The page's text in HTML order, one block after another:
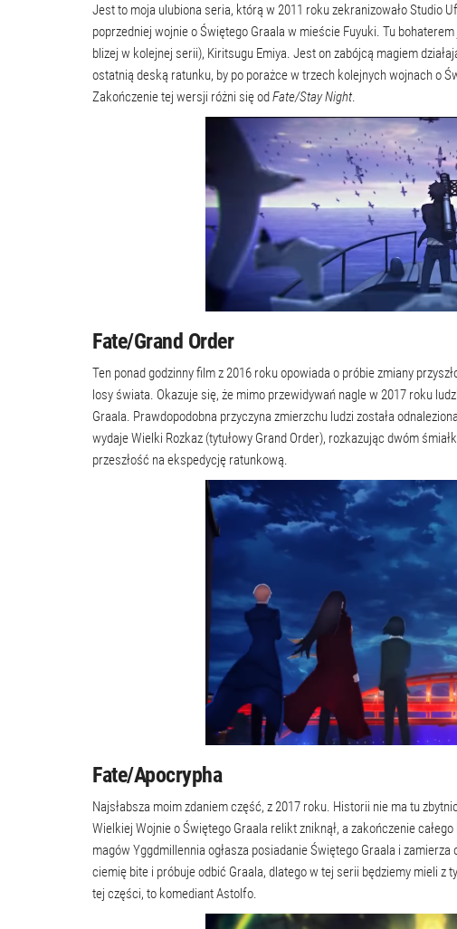
Jest to moja ulubiona seria, którą w 2011 roku zekranizowało Studio
poprzedniej wojnie o Świętego Graala w mieście Fuyuki. Tu
blizej w kolejnej serii), Kiritsugu Emiya. Jest on zabójcą magiem
ostatnią deską ratunku, by po porażce w trzech kolejnych wojnach o
Zakończenie tej wersji różni się odFate/Stay Night.
Fate/Grand Order
Ten ponad godzinny film z 2016 roku opowiada o próbie zmiany
losy świata. Okazuje się, że mimo przewidywań nagle w 2017 roku
Graala. Prawdopodobna przyczyna zmierzchu ludzi została
wydaje Wielki Rozkaz (tytułowy Grand Order), rozkazując dwóm
przeszłość na ekspedycję ratunkową.
Fate/Apocrypha
Najsłabsza moim zdaniem część, z 2017 roku. Historii nie ma tu
Wielkiej Wojnie o Świętego Graala relikt zniknął, a zakończenie
magów Yggdmillennia ogłasza posiadanie Świętego Graala i
ciemię bite i próbuje odbić Graala, dlatego w tej serii będziemy mieli
tej części, to komediant Astolfo.